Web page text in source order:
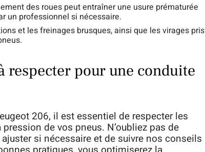
des roues peut entraîner une usure prématurée
un professionnel si nécessaire.
et les freinages brusques, ainsi que les virages pris
respecter pour une conduite
206, il est essentiel de respecter les
de vos pneus. N’oubliez pas de
si nécessaire et de suivre nos conseils